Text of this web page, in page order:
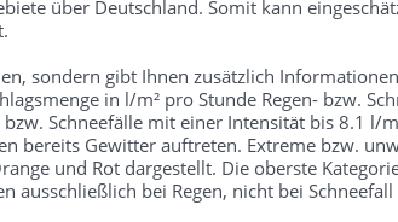
über Deutschland. Somit kann
sondern gibt Ihnen zusätzlich
in l/m² pro Stunde Regen- bzw.
Schneefälle mit einer Intensität bis 8.1 l/
bereits Gewitter auftreten. Extreme bzw.
und Rot dargestellt. Die oberste
ausschließlich bei Regen, nicht bei Schneefall